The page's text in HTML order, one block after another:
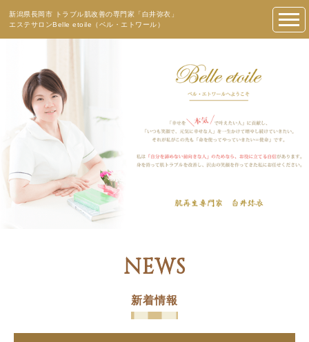
新潟県長岡市 トラブル肌改善の専門家「白井弥衣」
エステサロンBelle etoile（ベル・エトワール）
NEWS
新着情報